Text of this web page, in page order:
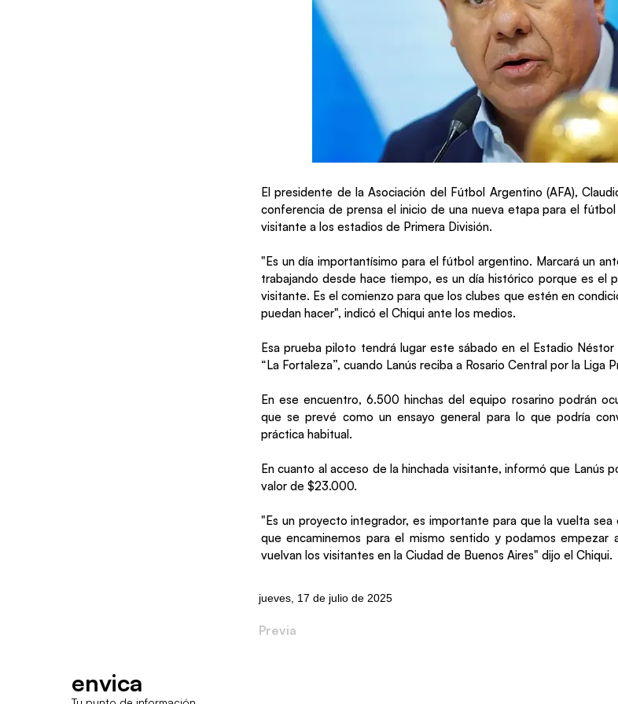
El presidente de la Asociación del Fútbol Argentino (AFA),
conferencia de prensa el inicio de una nueva etapa para el
visitante a los estadios de Primera División.
"Es un día importantísimo para el fútbol argentino. Marcará un
trabajando desde hace tiempo, es un día histórico porque es el
visitante. Es el comienzo para que los clubes que estén en
puedan hacer", indicó el Chiqui ante los medios.
Esa prueba piloto tendrá lugar este sábado en el Estadio
“La Fortaleza”, cuando Lanús reciba a Rosario Central por la Liga
En ese encuentro, 6.500 hinchas del equipo rosarino podrán
que se prevé como un ensayo general para lo que podría
práctica habitual.
En cuanto al acceso de la hinchada visitante, informó que Lanús
valor de $23.000.
"Es un proyecto integrador, es importante para que la vuelta sea
que encaminemos para el mismo sentido y podamos empezar
vuelvan los visitantes en la Ciudad de Buenos Aires" dijo el Chiqui.
jueves, 17 de julio de 2025
Previa
envica